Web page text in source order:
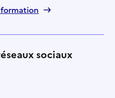
sociaux